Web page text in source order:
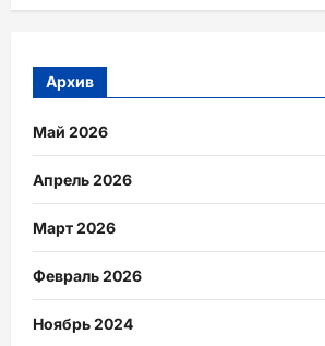
Архив
Май 2026
Апрель 2026
Март 2026
Февраль 2026
Ноябрь 2024